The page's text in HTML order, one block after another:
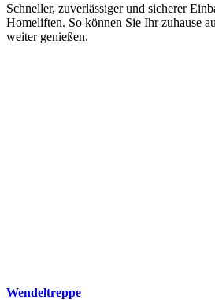
Schneller, zuverlässiger und sicherer
Homeliften. So können Sie Ihr zuhause
weiter genießen.
Wendeltreppe